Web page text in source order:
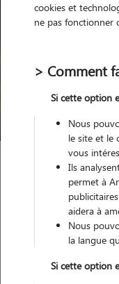
Garde animaux
Nos
cookies et
ne pas fonctionner
> Comment
Si cette option
Nous
le site et le
vous
Ils
permet à
aidera à
Nous
la langue
Si cette option